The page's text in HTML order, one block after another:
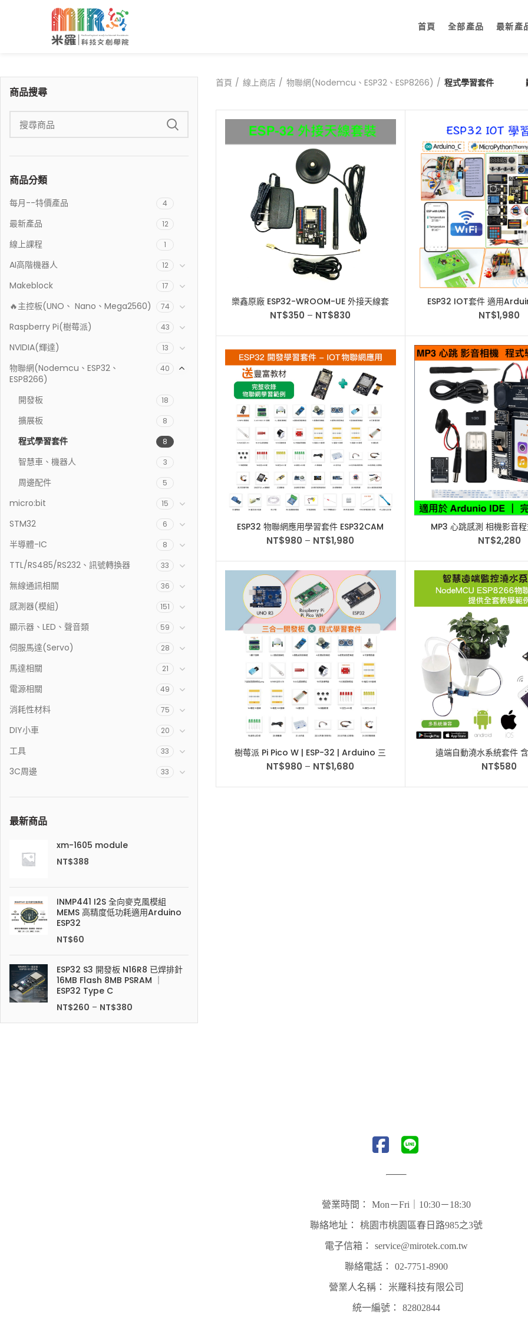
首頁 全部產品 最新產
商品搜尋
商品分類
每月--特價產品 4
最新產品 12
線上課程 1
AI高階機器人 12
Makeblock 17
🔥主控板(UNO、 Nano、Mega2560) 74
Raspberry Pi(樹莓派) 43
NVIDIA(輝達) 13
物聯網(Nodemcu、ESP32、
ESP8266)
40
開發板 18
擴展板 8
程式學習套件 8
智慧車、機器人 3
周邊配件 5
micro:bit 15
STM32 6
半導體-IC 8
TTL/RS485/RS232、訊號轉換器 33
無線通訊相關 36
感測器(模組) 151
顯示器、LED、聲音類 59
伺服馬達(Servo) 28
馬達相關 21
電源相關 49
消耗性材料 75
DIY小車 20
工具 33
3C周邊 33
最新商品
xm-1605 module
NT$388
INMP441 I2S 全向麥克風模組
MEMS 高精度低功耗適用Arduino
ESP32
NT$60
ESP32 S3 開發板 N16R8 已焊排針
16MB Flash 8MB PSRAM ｜
ESP32 Type C
NT$260 – NT$380
首頁 線上商店 物聯網(Nodemcu、ESP32、ESP8266) 程式學習套件
樂鑫原廠 ESP32-WROOM-UE 外接天線套
件 CP2102 V3.0
NT$350 – NT$830
ESP32 IOT套件 適用
MicroPython/C資
NT$1,980
ESP32 物聯網應用學習套件 ESP32CAM
IoT物聯網學習教材 適用Arduino
NT$980 – NT$1,980
MP3 心跳感測 相機影音
ESP32-S3-CAMERA 相容
NT$2,280
樹莓派 Pi Pico W | ESP-32 | Arduino 三
合一開發板 物聯網學習套件
NT$980 – NT$1,680
遠端自動澆水系統套件
NodeMCU 適用
NT$580
營業時間： Mon－Fri｜10:30－18:30
聯絡地址： 桃園市桃園區春日路985之3號
電子信箱： service@mirotek.com.tw
聯絡電話： 02-7751-8900
營業人名稱： 米羅科技有限公司
統一編號： 82802844